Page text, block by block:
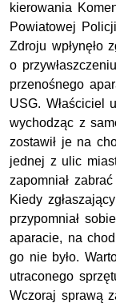
kierowania
Powiatowej
Zdroju wpłynęło
o przywłaszczeniu
przenośnego
USG. Właściciel
wychodząc z
zostawił je na
jednej z ulic
zapomniał
Kiedy zgłaszający
przypomniał
aparacie, na
go nie było.
utraconego
Wczoraj sprawą